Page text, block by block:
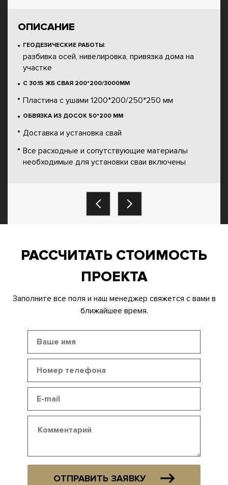
ОПИСАНИЕ
ГЕОДЕЗИЧЕСКИЕ РАБОТЫ:
разбивка осей, нивелировка, привязка дома на
участке
С 30.15 ЖБ СВАЯ 200*200/3000ММ
Пластина с ушами 1200*200/250*250 мм
ОБВЯЗКА ИЗ ДОСОК 50*200 ММ
Доставка и установка свай
Все расходные и сопутствующие материалы
необходимые для установки сваи включены
РАССЧИТАТЬ СТОИМОСТЬ
ПРОЕКТА
Заполните все поля и наш менеджер свяжется с вами в
ближайшее время.
ОТПРАВИТЬ ЗАЯВКУ